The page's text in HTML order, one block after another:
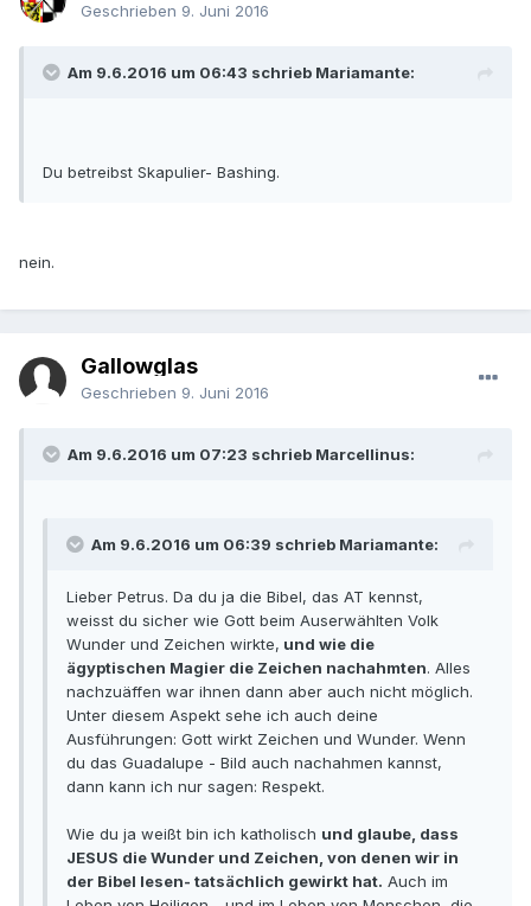
Geschrieben 9. Juni 2016
Am 9.6.2016 um 06:43 schrieb Mariamante:
Du betreibst Skapulier- Bashing.
nein.
Gallowglas
Geschrieben 9. Juni 2016
Am 9.6.2016 um 07:23 schrieb Marcellinus:
Am 9.6.2016 um 06:39 schrieb Mariamante:
Lieber Petrus. Da du ja die Bibel, das AT kennst,
weisst du sicher wie Gott beim Auserwählten Volk
Wunder und Zeichen wirkte, und wie die
ägyptischen Magier die Zeichen nachahmten. Alles
nachzuäffen war ihnen dann aber auch nicht möglich.
Unter diesem Aspekt sehe ich auch deine
Ausführungen: Gott wirkt Zeichen und Wunder. Wenn
du das Guadalupe - Bild auch nachahmen kannst,
dann kann ich nur sagen: Respekt.
Wie du ja weißt bin ich katholisch und glaube, dass
JESUS die Wunder und Zeichen, von denen wir in
der Bibel lesen- tatsächlich gewirkt hat. Auch im